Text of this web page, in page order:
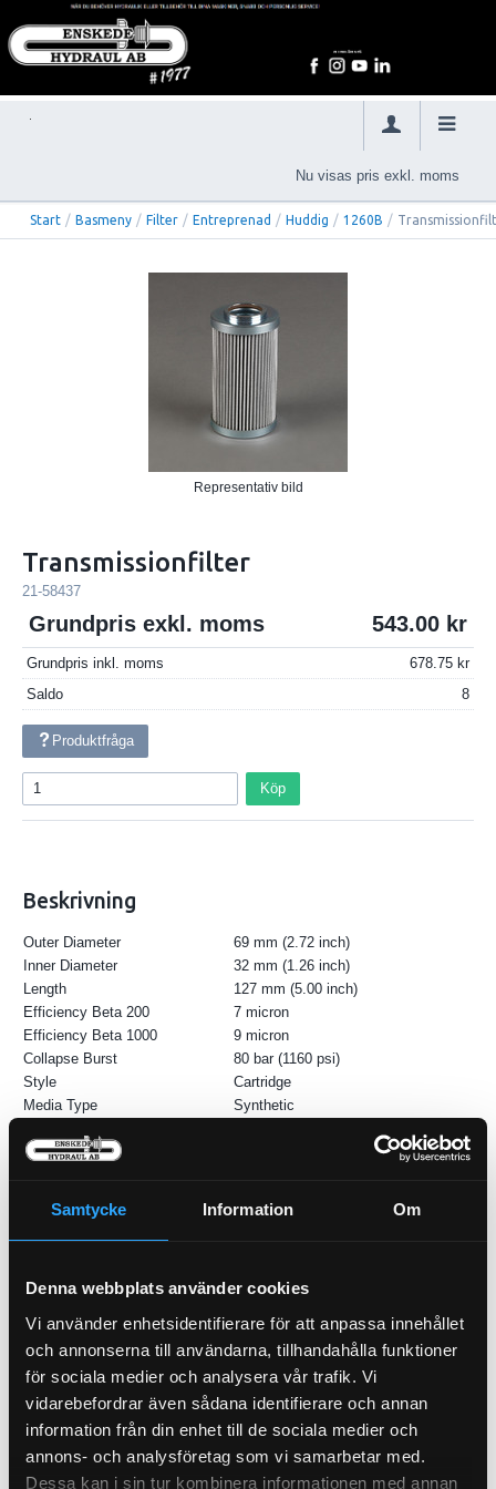
Samtycke Information Om
Denna webbplats använder cookies
Vi använder enhetsidentifierare för att anpassa innehållet
och annonserna till användarna, tillhandahålla funktioner
för sociala medier och analysera vår trafik. Vi
vidarebefordrar även sådana identifierare och annan
information från din enhet till de sociala medier och
annons- och analysföretag som vi samarbetar med.
Dessa kan i sin tur kombinera informationen med annan
Nu visas pris exkl. moms
Start / Basmeny / Filter / Entreprenad / Huddig / 1260B /
Representativ bild
Transmissionfilter
21-58437
Grundpris exkl. moms 543.00
Grundpris inkl. moms
678.75
Saldo
8
Produktfråga
Köp
Beskrivning
Outer Diameter
69 mm (2.72 inch)
Inner Diameter
32 mm (1.26 inch)
Length
127 mm (5.00 inch)
Efficiency Beta 200
7 micron
Efficiency Beta 1000
9 micron
Collapse Burst
80 bar (1160 psi)
Style
Cartridge
Media Type
Synthetic
Hydraulfilter Retur
Oljefilter